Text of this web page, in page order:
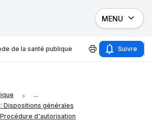
MENU
de la santé publique Suivre
...
Dispositions générales
d'autorisation